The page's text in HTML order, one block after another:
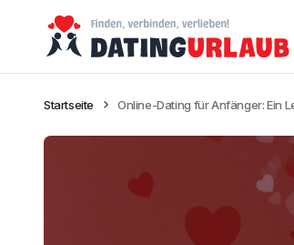
Startseite Online-Dating für Anfänger: Ein